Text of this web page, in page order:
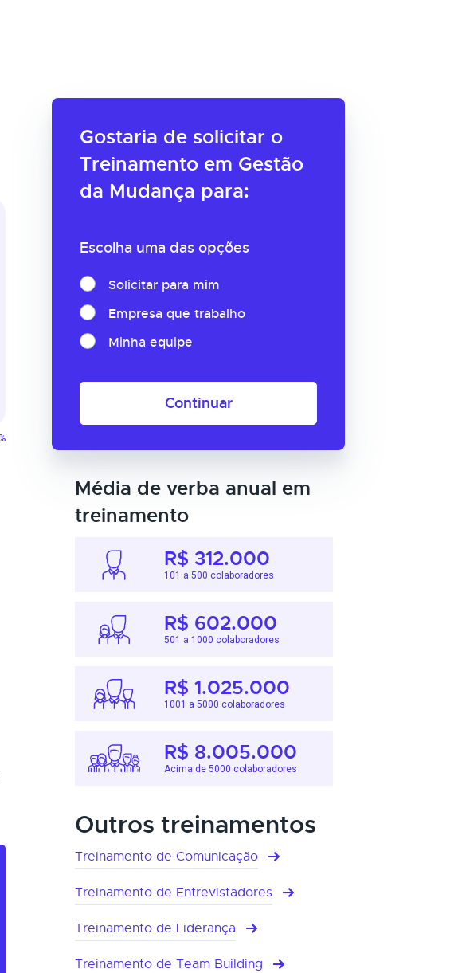
Gostaria de solicitar o
Treinamento em Gestão
da Mudança para:
Escolha uma das opções
Solicitar para mim
Empresa que trabalho
Minha equipe
Continuar
Média de verba anual em
treinamento
R$ 312.000
101 a 500 colaboradores
R$ 602.000
501 a 1000 colaboradores
R$ 1.025.000
1001 a 5000 colaboradores
R$ 8.005.000
Acima de 5000 colaboradores
Outros treinamentos
Treinamento de Comunicação
Treinamento de Entrevistadores
Treinamento de Liderança
Treinamento de Team Building